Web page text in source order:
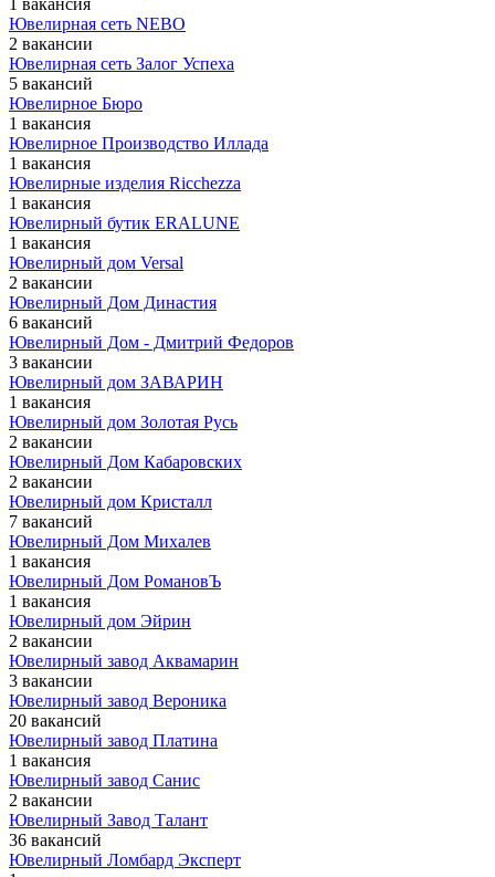
1 вакансия
Ювелирная сеть NEBO
2 вакансии
Ювелирная сеть Залог Успеха
5 вакансий
Ювелирное Бюро
1 вакансия
Ювелирное Производство Иллада
1 вакансия
Ювелирные изделия Ricchezza
1 вакансия
Ювелирный бутик ERALUNE
1 вакансия
Ювелирный дом Versal
2 вакансии
Ювелирный Дом Династия
6 вакансий
Ювелирный Дом - Дмитрий Федоров
3 вакансии
Ювелирный дом ЗАВАРИН
1 вакансия
Ювелирный дом Золотая Русь
2 вакансии
Ювелирный Дом Кабаровских
2 вакансии
Ювелирный дом Кристалл
7 вакансий
Ювелирный Дом Михалев
1 вакансия
Ювелирный Дом РомановЪ
1 вакансия
Ювелирный дом Эйрин
2 вакансии
Ювелирный завод Аквамарин
3 вакансии
Ювелирный завод Вероника
20 вакансий
Ювелирный завод Платина
1 вакансия
Ювелирный завод Санис
2 вакансии
Ювелирный Завод Талант
36 вакансий
Ювелирный Ломбард Эксперт